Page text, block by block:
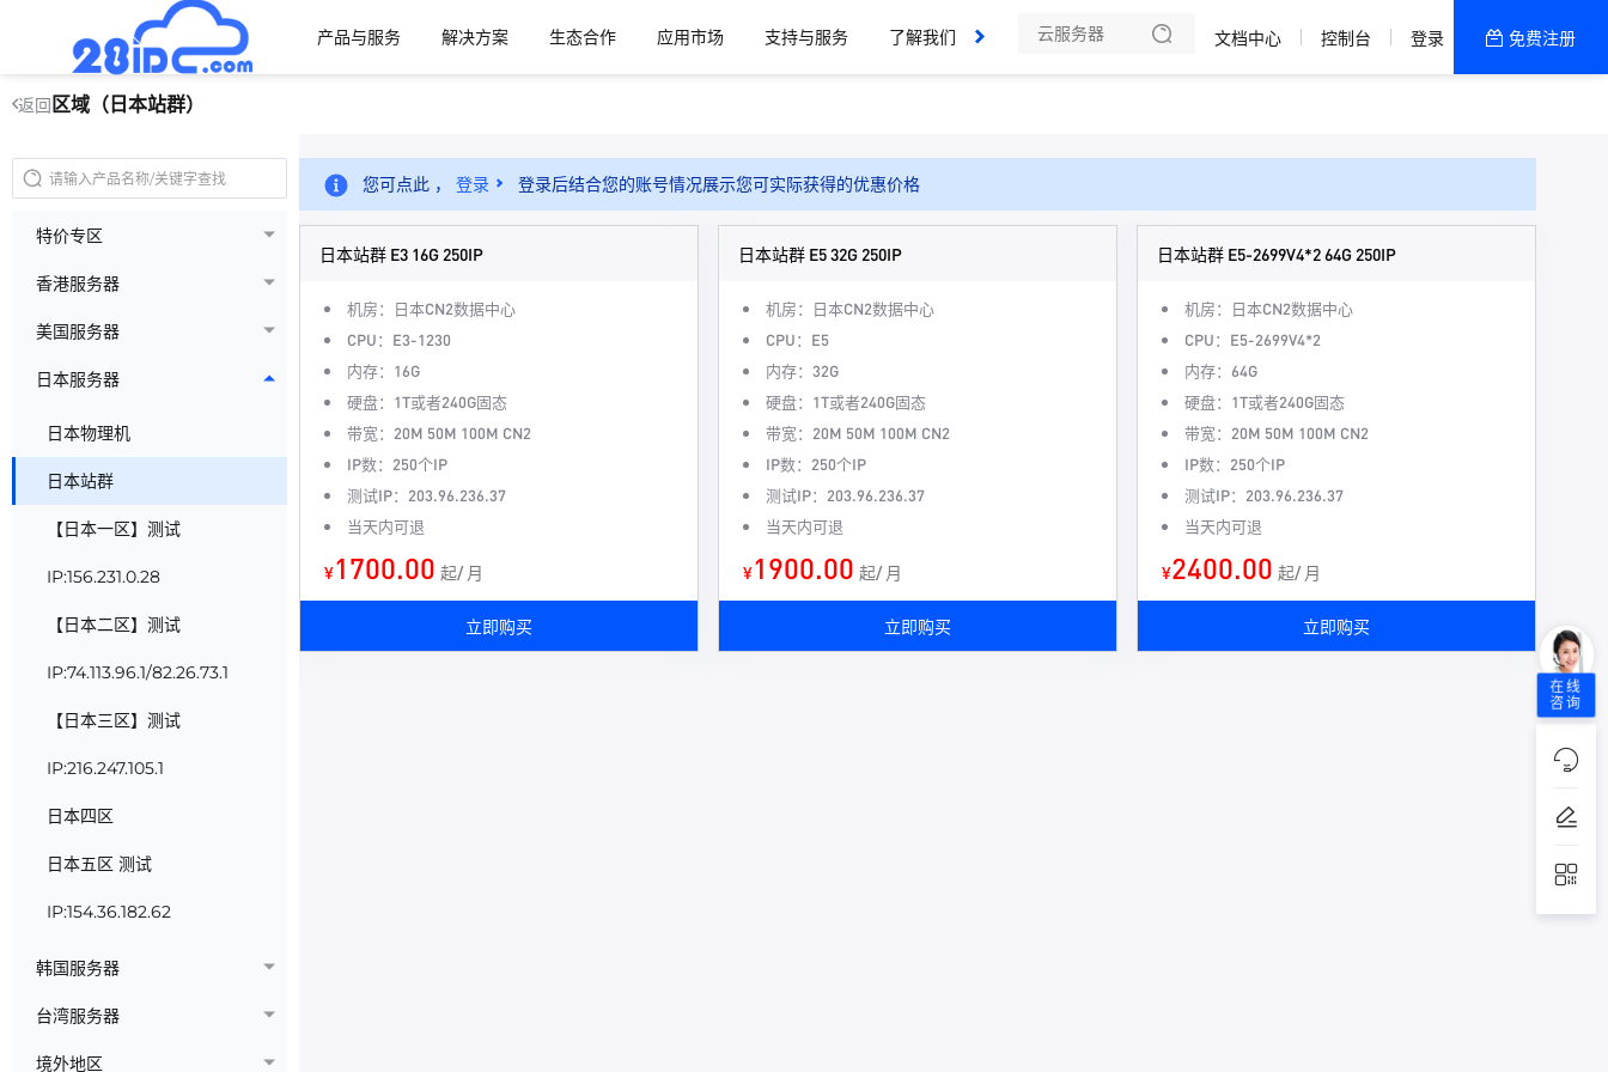
产品与服务 解决方案 生态合作 应用市场 支持与服务
了解我们
文档中心 控制台 登录 免费注册
返回 区域（日本站群）
特价专区
香港服务器
美国服务器
日本服务器
日本物理机
日本站群
【日本一区】测试
IP:156.231.0.28
【日本二区】测试
IP:74.113.96.1/82.26.73.1
【日本三区】测试
IP:216.247.105.1
日本四区
日本五区 测试
IP:154.36.182.62
韩国服务器
台湾服务器
境外地区
您可点此 ， 登录 登录后结合您的账号情况展示您可实际获得的优惠价格
日本站群 E3 16G 250IP
机房：日本CN2数据中心
CPU：E3-1230
内存：16G
硬盘：1T或者240G固态
带宽：20M 50M 100M CN2
IP数：250个IP
测试IP：203.96.236.37
当天内可退
¥1700.00 起/ 月
立即购买
日本站群 E5 32G 250IP
机房：日本CN2数据中心
CPU：E5
内存：32G
硬盘：1T或者240G固态
带宽：20M 50M 100M CN2
IP数：250个IP
测试IP：203.96.236.37
当天内可退
¥1900.00 起/ 月
立即购买
日本站群 E5-2699V4*2 64G 250IP
机房：日本CN2数据中心
CPU：E5-2699V4*2
内存：64G
硬盘：1T或者240G固态
带宽：20M 50M 100M CN2
IP数：250个IP
测试IP：203.96.236.37
当天内可退
¥2400.00 起/ 月
立即购买
在线
咨询